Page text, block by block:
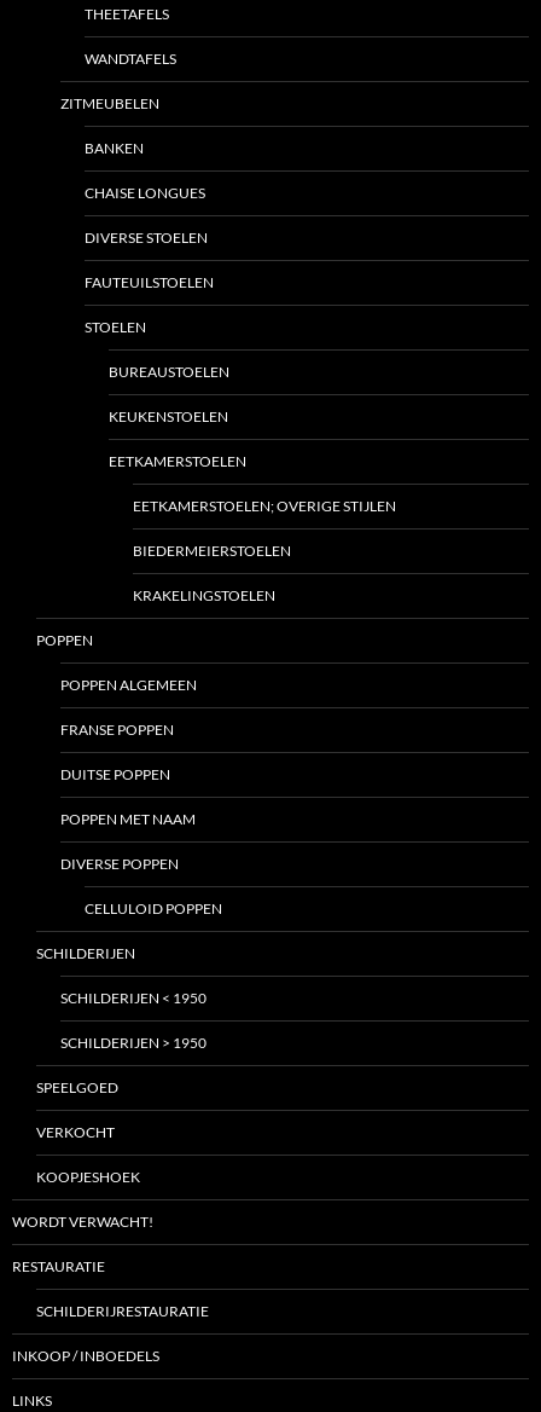
THEETAFELS
WANDTAFELS
ZITMEUBELEN
BANKEN
CHAISE LONGUES
DIVERSE STOELEN
FAUTEUILSTOELEN
STOELEN
BUREAUSTOELEN
KEUKENSTOELEN
EETKAMERSTOELEN
EETKAMERSTOELEN; OVERIGE STIJLEN
BIEDERMEIERSTOELEN
KRAKELINGSTOELEN
POPPEN
POPPEN ALGEMEEN
FRANSE POPPEN
DUITSE POPPEN
POPPEN MET NAAM
DIVERSE POPPEN
CELLULOID POPPEN
SCHILDERIJEN
SCHILDERIJEN < 1950
SCHILDERIJEN > 1950
SPEELGOED
VERKOCHT
KOOPJESHOEK
WORDT VERWACHT!
RESTAURATIE
SCHILDERIJRESTAURATIE
INKOOP / INBOEDELS
LINKS